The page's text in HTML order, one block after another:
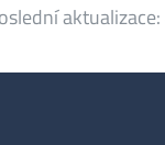
aktualizace: